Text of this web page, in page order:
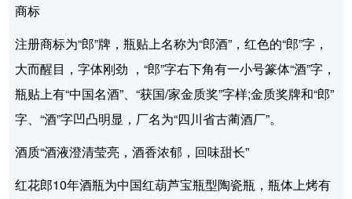
商标
注册商标为“郎”牌，瓶贴上名称为“郎酒”，红色的“郎”字，
大而醒目，字体刚劲 ，“郎”字右下角有一小号篆体“酒”字，
瓶贴上有“中国名酒”、“获国/家金质奖”字样;金质奖牌和“郎”
字、“酒”字凹凸明显，厂名为“四川省古蔺酒厂”。
酒质“酒液澄清莹亮，酒香浓郁，回味甜长”
红花郎10年酒瓶为中国红葫芦宝瓶型陶瓷瓶，瓶体上烤有